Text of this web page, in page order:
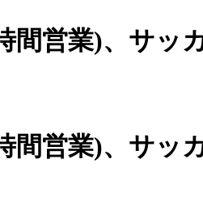
営業)、 サッ
間営業)、サッ